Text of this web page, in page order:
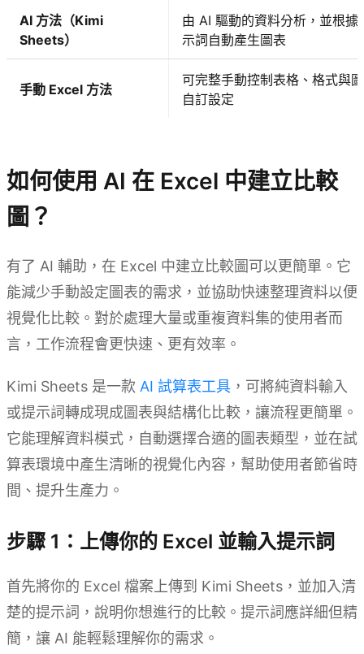
AI 方法（Kimi
Sheets）
由 AI 驅動的資料分析，並根據
示詞自動產生圖表
手動 Excel 方法
可完整手動控制表格、格式與
自訂設定
如何使用 AI 在 Excel 中建立比較
圖？
有了 AI 輔助，在 Excel 中建立比較圖可以更簡單。它
能減少手動設定圖表的需求，並協助快速整理資料以便
視覺化比較。對於處理大量或重複資料集的使用者而
言，工作流程會更快速、更有效率。
Kimi Sheets 是一款 AI 試算表工具 ，可將純資料輸入
或提示詞轉成現成圖表與結構化比較，讓流程更簡單。
它能理解資料模式，自動選擇合適的圖表類型，並在試
算表環境中產生清晰的視覺化內容，幫助使用者節省時
間、提升生產力。
步驟 1：上傳你的 Excel 並輸入提示詞
首先將你的 Excel 檔案上傳到 Kimi Sheets，並加入清
楚的提示詞，說明你想進行的比較。提示詞應詳細但精
簡，讓 AI 能輕鬆理解你的需求。